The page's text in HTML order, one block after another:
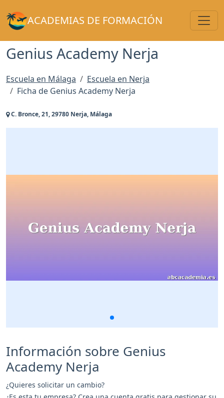
ACADEMIAS DE FORMACIÓN
Genius Academy Nerja
Escuela en Málaga
Escuela en Nerja
Ficha de Genius Academy Nerja
C. Bronce, 21, 29780 Nerja, Málaga
Información sobre Genius
Academy Nerja
¿Quieres solicitar un cambio?